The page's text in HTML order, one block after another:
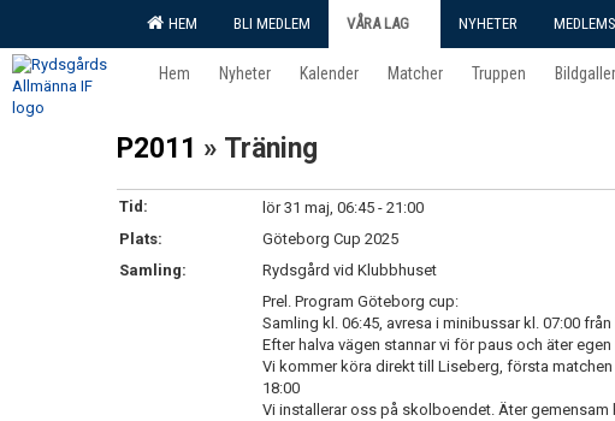
HEM BLI MEDLEM VÅRA LAG NYHETER
Hem Nyheter Kalender Matcher Truppen
P2011 » Träning
Tid:
lör 31 maj, 06:45 - 21:00
Plats:
Göteborg Cup 2025
Samling:
Rydsgård vid Klubbhuset
Prel. Program Göteborg cup:
Samling kl. 06:45, avresa i minibussar kl. 07:00
Efter halva vägen stannar vi för paus och äter
Vi kommer köra direkt till Liseberg, första
18:00
Vi installerar oss på skolboendet. Äter gemensam